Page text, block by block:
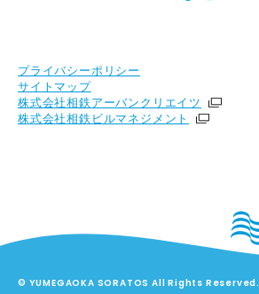
プライバシーポリシー
サイトマップ
株式会社相鉄アーバンクリエイツ
株式会社相鉄ビルマネジメント
© YUMEGAOKA SORATOS All Rights Reserved.